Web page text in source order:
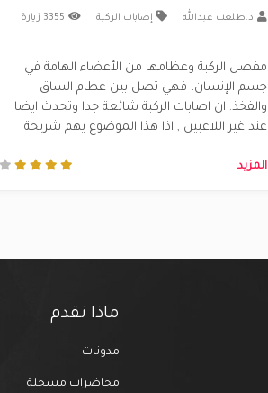
د.طلعت عبدالله إصابات الركبة 3355 زيارة
مفصل الركبة وعظامها من الأعضاء الهامة في
جسم الإنسان، فهي تصل بين عظام الساق
والفخذ. ان اصابات الركبة شائعة جدا وتحدث ايضا
عند غير اللاعبين , اذا هذا الموضوع يهم شريحة
نتيجة إصابة غير مباشرة للركبة قد تنتج عنها إصابة
المزيد
ماذا نقدم
مدونات
محاضرات مسجلة